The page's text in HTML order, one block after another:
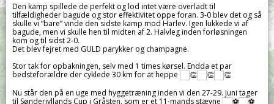
Den kamp spillede de perfekt og lod intet være overladt til
tilfældigheder bagude og stor effektivitet oppe foran. 3-0 blev det og så
skulle vi “bare” vinde den sidste kamp mod Harlev. Igen lukkede vi af
bagude, men vi skulle hen til midten af 2. Halvleg inden forløsningen
kom og til sidst 2-0.
Det blev fejret med GULD parykker og champagne.
Stor tak for opbakningen, selv med 1 times kørsel. Endda et par
bedsteforældre der cyklede 30 km for at heppe
Nu står den på en uge med hyggetræning inden vi den 27-29. Juni tager
til Sønderjyllands Cup i Gråsten, som er et 11-mands stævne